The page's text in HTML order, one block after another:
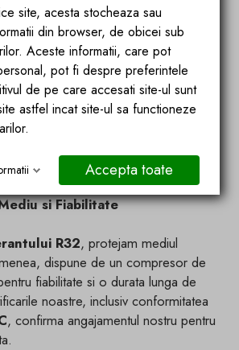
perfect adaptat pentru spatiile unde
precum clor, sare, sau solventi.
pe perete sau sa-l utilizati in pozitie
pe perete, suporturile si
incluse. De asemenea, dispune de
un afisaj digital
complet al mediului dvs.
si Fiabilitate
R32, protejam mediul
dispune de un compresor de
fiabilitate si o durata lunga de
noastre, inclusiv conformitatea
, confirma angajamentul nostru pentru
site, acesta stocheaza sau
din browser, de obicei sub
Aceste informatii, care pot
pot fi despre preferintele
de pe care accesati site-ul sunt
astfel incat site-ul sa functioneze
Accepta toate